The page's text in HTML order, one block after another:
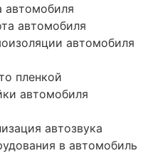
автомобиля
автомобиля
автомобиля
пленкой
автомобиля
автозвука
в автомобиль